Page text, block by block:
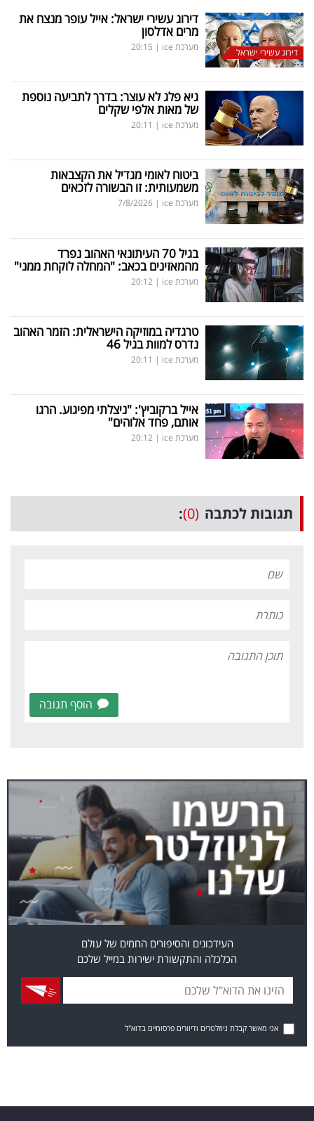
דירוג עשירי ישראל
דירוג עשירי ישראל: אייל עופר מנצח את
מרים אדלסון
מערכת ice |
20:15
גיא פלג לא עוצר: בדרך לתביעה נוספת
של מאות אלפי שקלים
מערכת ice |
20:11
ביטוח לאומי מגדיל את הקצבאות
משמעותית: זו הבשורה לזכאים
מערכת ice |
7/8/2026
בגיל 70 העיתונאי האהוב נפרד
מהמאזינים בכאב: "המחלה לוקחת ממני"
מערכת ice |
20:12
טרגדיה במוזיקה הישראלית: הזמר האהוב
נדרס למוות בגיל 46
מערכת ice |
20:11
אייל ברקוביץ': "ניצלתי מפיגוע. הרגו
אותם, פחד אלוהים"
מערכת ice |
20:12
תגובות לכתבה (0)
:
הוסף תגובה
העידכונים והסיפורים החמים של עולם
הכלכלה והתקשורת ישירות במייל שלכם
אני מאשר קבלת ניוזלטרים ודיוורים פרסומיים בדוא"ל